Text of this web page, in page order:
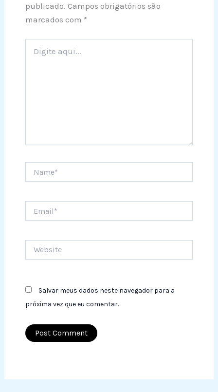
publicado. Campos obrigatórios são
marcados com *
aqui...
Salvar meus dados neste navegador para a
próxima vez que eu comentar.